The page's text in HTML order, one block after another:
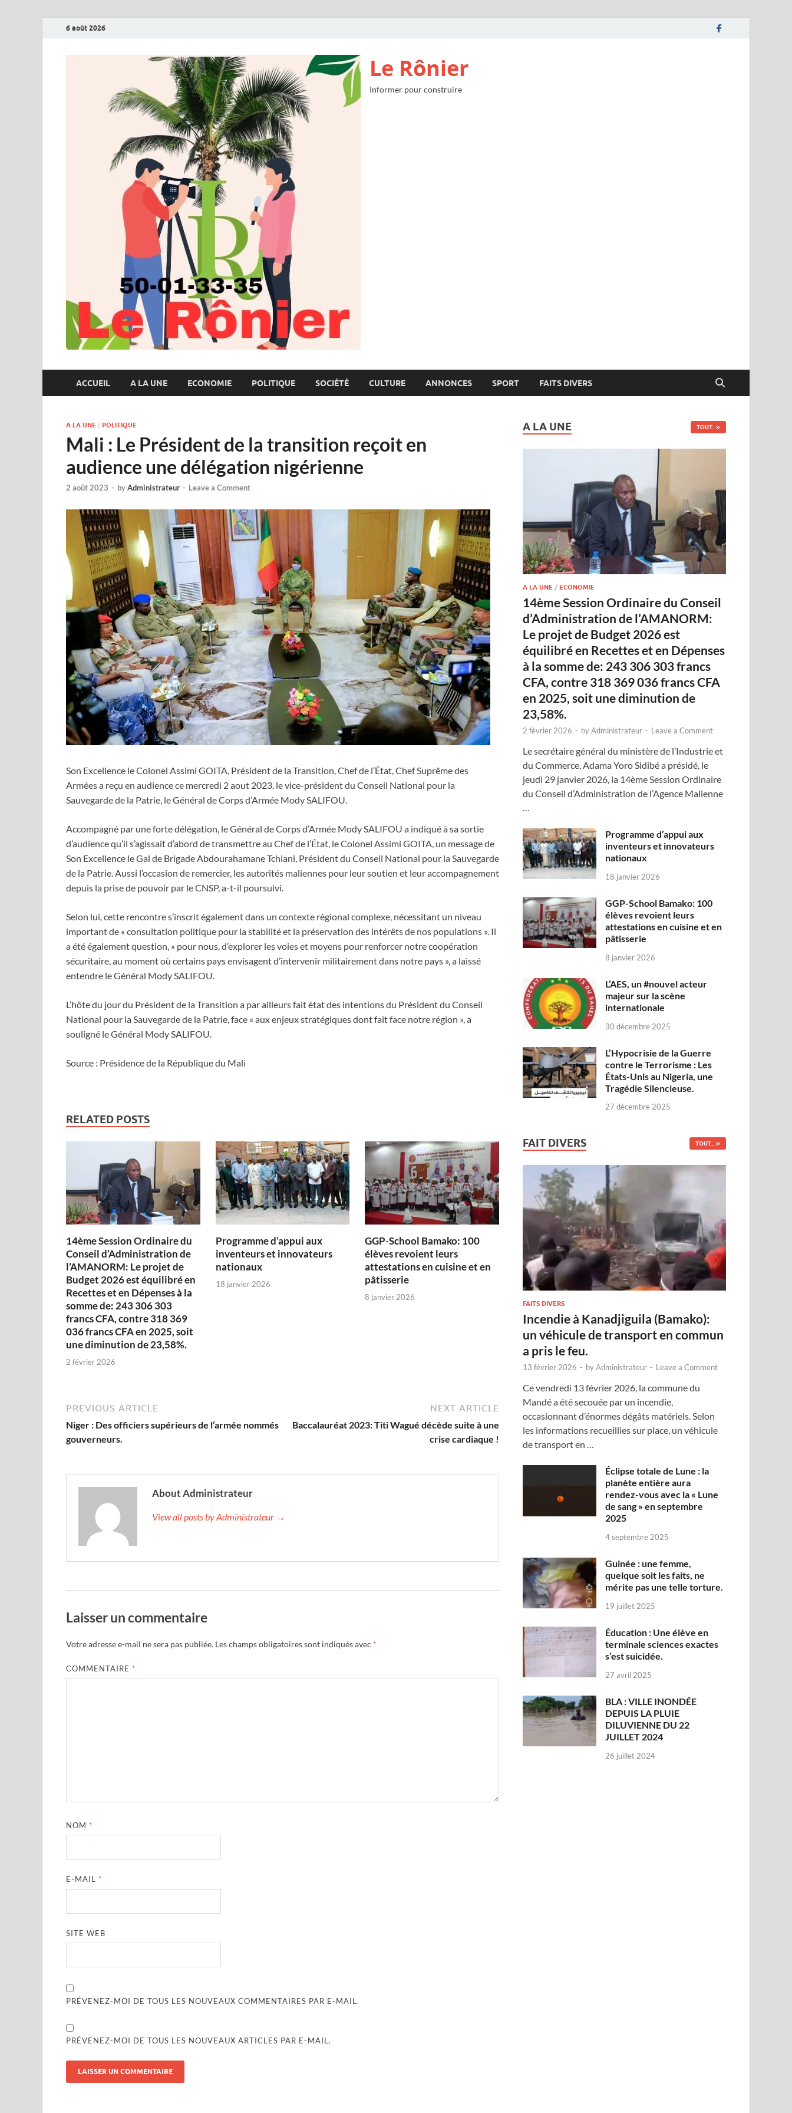
6 août 2026
Le Rônier
Informer pour construire
ACCUEIL A LA UNE ECONOMIE POLITIQUE SOCIÉTÉ CULTURE ANNONCES SPORT FAITS DIVERS
A LA UNE / POLITIQUE
Mali : Le Président de la transition reçoit en
audience une délégation nigérienne
2 août 2023 - byAdministrateur - Leave a Comment
Son Excellence le Colonel Assimi GOITA, Président de la Transition, Chef de l’État, Chef Suprême des
Armées a reçu en audience ce mercredi 2 aout 2023, le vice-président du Conseil National pour la
Sauvegarde de la Patrie, le Général de Corps d’Armée Mody SALIFOU.
Accompagné par une forte délégation, le Général de Corps d’Armée Mody SALIFOU a indiqué à sa sortie
d’audience qu’il s’agissait d’abord de transmettre au Chef de l’État, le Colonel Assimi GOITA, un message de
Son Excellence le Gal de Brigade Abdourahamane Tchiani, Président du Conseil National pour la Sauvegarde
de la Patrie. Aussi l’occasion de remercier, les autorités maliennes pour leur soutien et leur accompagnement
depuis la prise de pouvoir par le CNSP, a-t-il poursuivi.
Selon lui, cette rencontre s’inscrit également dans un contexte régional complexe, nécessitant un niveau
important de « consultation politique pour la stabilité et la préservation des intérêts de nos populations ». Il
a été également question, « pour nous, d’explorer les voies et moyens pour renforcer notre coopération
sécuritaire, au moment où certains pays envisagent d’intervenir militairement dans notre pays », a laissé
entendre le Général Mody SALIFOU.
L’hôte du jour du Président de la Transition a par ailleurs fait état des intentions du Président du Conseil
National pour la Sauvegarde de la Patrie, face « aux enjeux stratégiques dont fait face notre région », a
souligné le Général Mody SALIFOU.
Source : Présidence de la République du Mali
RELATED POSTS
14ème Session Ordinaire du
Conseil d’Administration de
l’AMANORM: Le projet de
Budget 2026 est équilibré en
Recettes et en Dépenses à la
somme de: 243 306 303
francs CFA, contre 318 369
036 francs CFA en 2025, soit
une diminution de 23,58%.
2 février 2026
Programme d’appui aux
inventeurs et innovateurs
nationaux
18 janvier 2026
GGP-School Bamako: 100
élèves revoient leurs
attestations en cuisine et en
pâtisserie
8 janvier 2026
PREVIOUS ARTICLE
Niger : Des officiers supérieurs de l’armée nommés
gouverneurs.
NEXT ARTICLE
Baccalauréat 2023: Titi Wagué décède suite à une
crise cardiaque !
About Administrateur
View all posts by Administrateur →
Laisser un commentaire
Votre adresse e-mail ne sera pas publiée. Les champs obligatoires sont indiqués avec *
COMMENTAIRE *
NOM *
E-MAIL *
SITE WEB
PRÉVENEZ-MOI DE TOUS LES NOUVEAUX COMMENTAIRES PAR E-MAIL.
PRÉVENEZ-MOI DE TOUS LES NOUVEAUX ARTICLES PAR E-MAIL.
A LA UNE TOUT..
A LA UNE /ECONOMIE
14ème Session Ordinaire du Conseil
d’Administration de l’AMANORM:
Le projet de Budget 2026 est
équilibré en Recettes et en Dépenses
à la somme de: 243 306 303 francs
CFA, contre 318 369 036 francs CFA
en 2025, soit une diminution de
23,58%.
2 février 2026 - byAdministrateur - Leave a Comment
Le secrétaire général du ministère de l’Industrie et
du Commerce, Adama Yoro Sidibé a présidé, le
jeudi 29 janvier 2026, la 14ème Session Ordinaire
du Conseil d’Administration de l’Agence Malienne
…
Programme d’appui aux
inventeurs et innovateurs
nationaux
18 janvier 2026
GGP-School Bamako: 100
élèves revoient leurs
attestations en cuisine et en
pâtisserie
8 janvier 2026
L’AES, un #nouvel acteur
majeur sur la scène
internationale
30 décembre 2025
L’Hypocrisie de la Guerre
contre le Terrorisme : Les
États-Unis au Nigeria, une
Tragédie Silencieuse.
27 décembre 2025
FAIT DIVERS TOUT...
FAITS DIVERS
Incendie à Kanadjiguila (Bamako):
un véhicule de transport en commun
a pris le feu.
13 février 2026 - byAdministrateur - Leave a Comment
Ce vendredi 13 février 2026, la commune du
Mandé a été secouée par un incendie,
occasionnant d’énormes dégâts matériels. Selon
les informations recueillies sur place, un véhicule
de transport en …
Éclipse totale de Lune : la
planète entière aura
rendez-vous avec la « Lune
de sang » en septembre
2025
4 septembre 2025
Guinée : une femme,
quelque soit les faits, ne
mérite pas une telle torture.
19 juillet 2025
Éducation : Une élève en
terminale sciences exactes
s’est suicidée.
27 avril 2025
BLA : VILLE INONDÉE
DEPUIS LA PLUIE
DILUVIENNE DU 22
JUILLET 2024
26 juillet 2024